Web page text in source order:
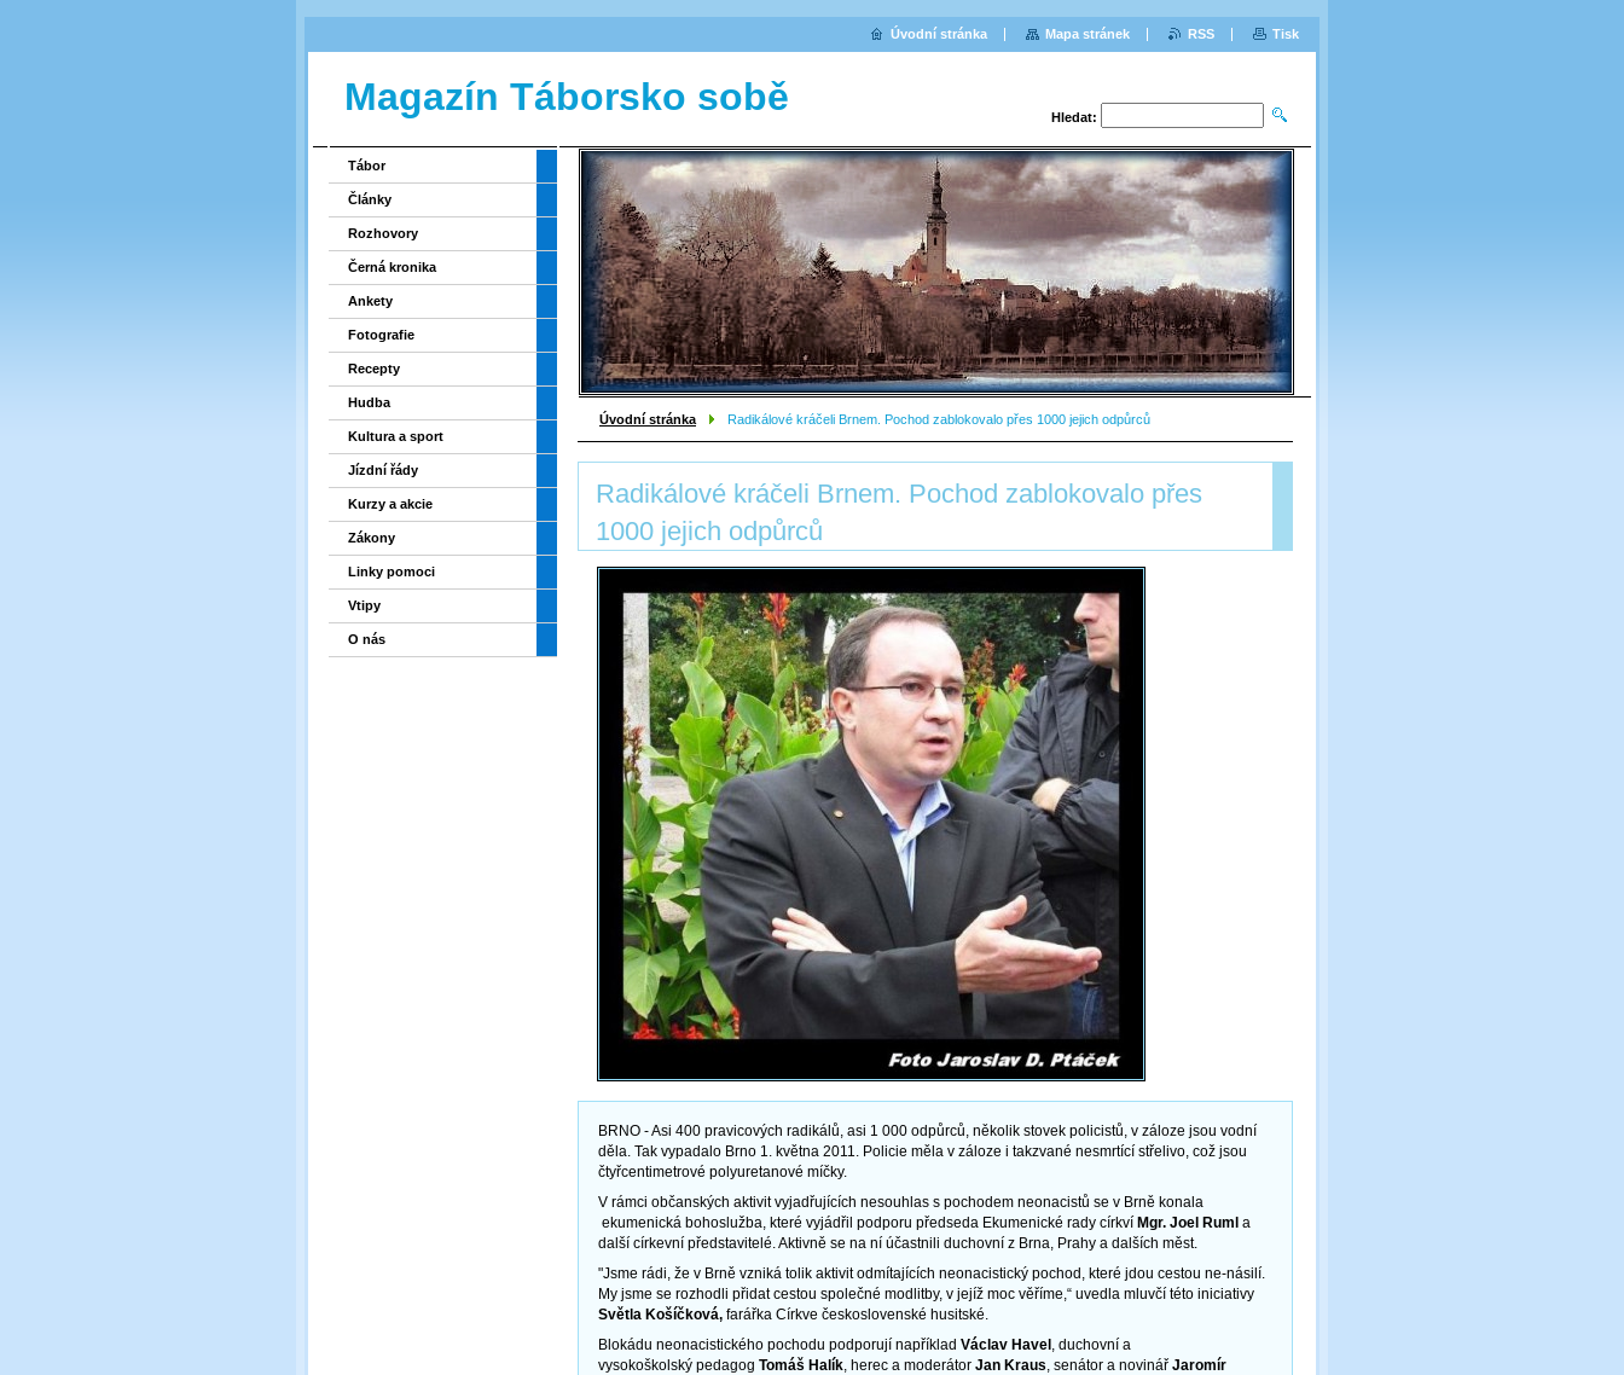
Magazín Táborsko sobě Hledat:
Úvodní stránka Radikálové kráčeli Brnem. Pochod zablokovalo přes 1000 jejich odpůrců
Radikálové kráčeli Brnem. Pochod zablokovalo přes
1000 jejich odpůrců
BRNO - Asi 400 pravicových radikálů, asi 1 000 odpůrců, několik stovek policistů, v záloze jsou vodní
děla. Tak vypadalo Brno 1. května 2011. Policie měla v záloze i takzvané nesmrtící střelivo, což jsou
čtyřcentimetrové polyuretanové míčky.
V rámci občanských aktivit vyjadřujících nesouhlas s pochodem neonacistů se v Brně konala
ekumenická bohoslužba, které vyjádřil podporu předseda Ekumenické rady církví Mgr. Joel Ruml a
další církevní představitelé. Aktivně se na ní účastnili duchovní z Brna, Prahy a dalších měst.
"Jsme rádi, že v Brně vzniká tolik aktivit odmítajících neonacistický pochod, které jdou cestou ne-násilí.
My jsme se rozhodli přidat cestou společné modlitby, v jejíž moc věříme,“ uvedla mluvčí této iniciativy
Světla Košíčková, farářka Církve československé husitské.
Blokádu neonacistického pochodu podporují například Václav Havel , duchovní a
vysokoškolský pedagog Tomáš Halík, herec a moderátor Jan Kraus, senátor a novinář Jaromír
Tábor
Články
Rozhovory
Černá kronika
Ankety
Fotografie
Recepty
Hudba
Kultura a sport
Jízdní řády
Kurzy a akcie
Zákony
Linky pomoci
Vtipy
O nás
Úvodní stránka Mapa stránek RSS Tisk